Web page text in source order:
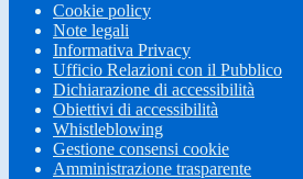
Cookie policy
Note legali
Informativa Privacy
Ufficio Relazioni con il Pubblico
Dichiarazione di accessibilità
Obiettivi di accessibilità
Whistleblowing
Gestione consensi cookie
Amministrazione trasparente